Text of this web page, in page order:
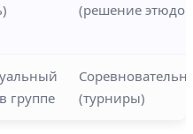
(решение
группе
(турниры)